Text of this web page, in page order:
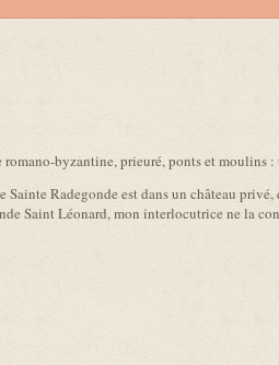
byzantine, prieuré, ponts et moulins
Radegonde est dans un château
Saint Léonard, mon interlocutrice ne la